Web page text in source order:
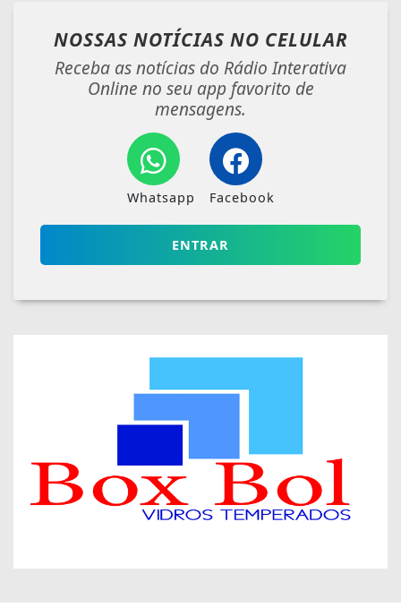
NOSSAS NOTÍCIAS NO CELULAR
Receba as notícias do Rádio Interativa
Online no seu app favorito de
mensagens.
Whatsapp Facebook
ENTRAR